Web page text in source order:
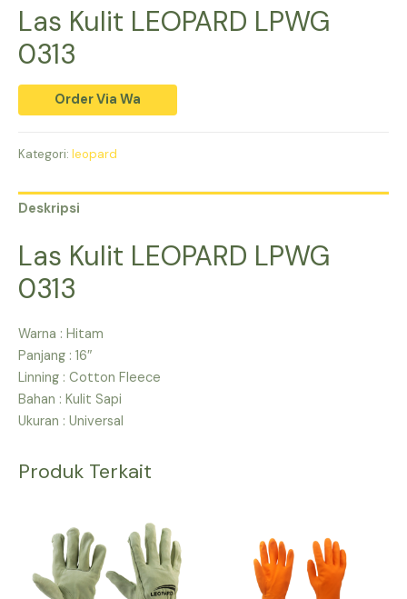
Las Kulit LEOPARD LPWG
0313
Order Via Wa
Kategori: leopard
Deskripsi
Las Kulit LEOPARD LPWG
0313
Warna : Hitam
Panjang : 16″
Linning : Cotton Fleece
Bahan : Kulit Sapi
Ukuran : Universal
Produk Terkait